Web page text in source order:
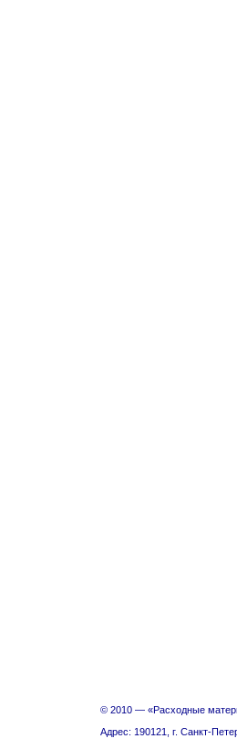
© 2010 — «Расходные
Адрес: 190121, г. Санкт-